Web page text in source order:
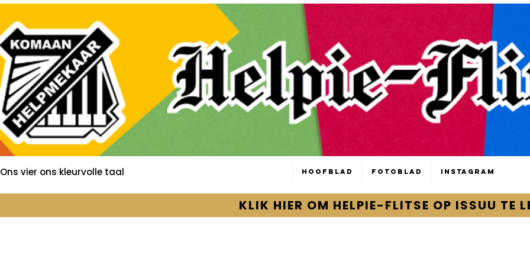
Hoofblad Fotoblad Instagram
Ons vier ons kleurvolle taal
KLIK HIER OM HELPIE-FLITSE OP ISSUU TE